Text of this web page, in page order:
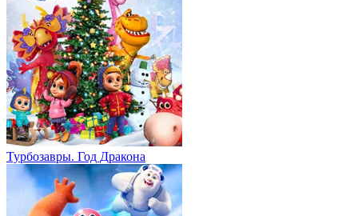
Турбозавры. Год Дракона